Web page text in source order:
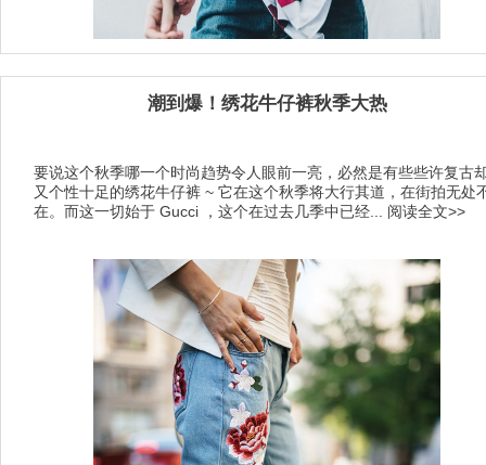
潮到爆！绣花牛仔裤秋季大热
要说这个秋季哪一个时尚趋势令人眼前一亮，必然是有些些许复古
又个性十足的绣花牛仔裤 ~ 它在这个秋季将大行其道，在街拍无处
在。而这一切始于 Gucci ，这个在过去几季中已经...
阅读全文>>